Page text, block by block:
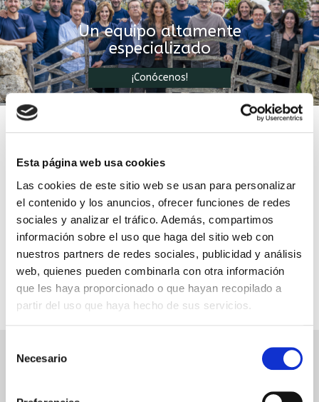
Esta página web usa cookies
Las cookies de este sitio web se usan para personalizar
el contenido y los anuncios, ofrecer funciones de redes
sociales y analizar el tráfico. Además, compartimos
información sobre el uso que haga del sitio web con
nuestros partners de redes sociales, publicidad y análisis
web, quienes pueden combinarla con otra información
que les haya proporcionado o que hayan recopilado a
partir del uso que haya hecho de sus servicios.
Necesario
Un equipo altamente
especializado
¡Conócenos!
clientes
en Menorca confían en
nosotros
al lado de los mejores
profesionales de la
restauración
+ de 30000
entregas
puntualmente
realizadas en un año
para nosotros
la calidad es nuestra
mejor receta